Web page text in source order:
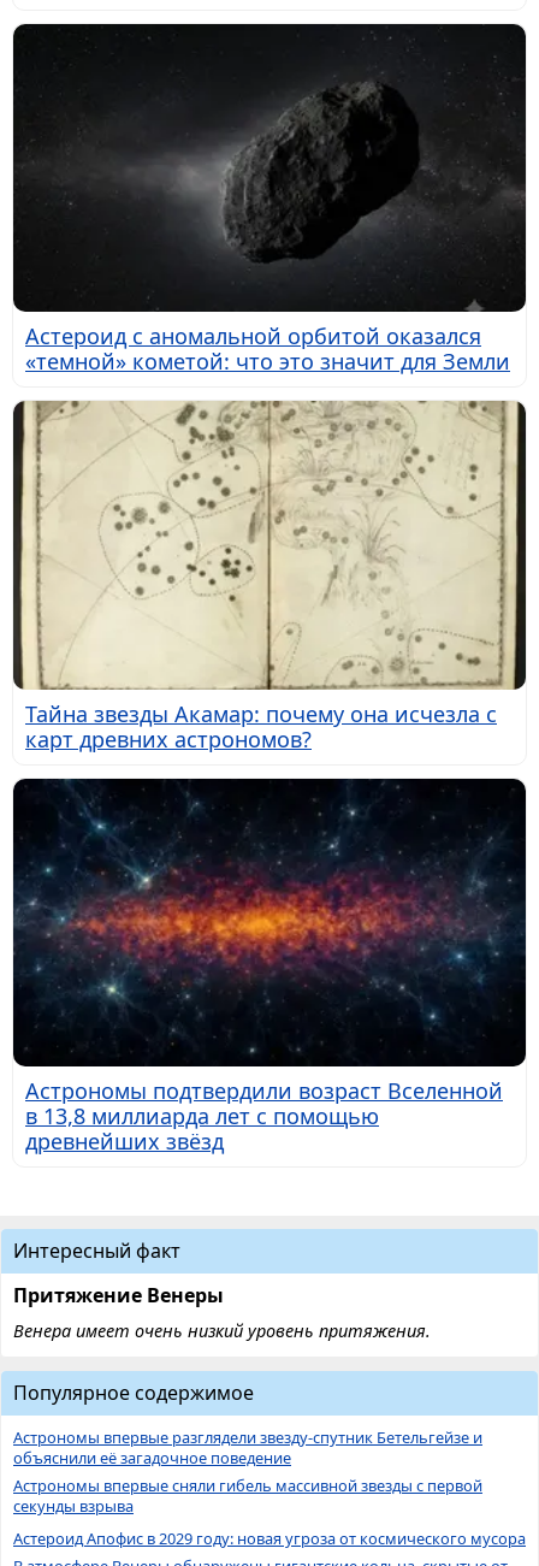
Астероид с аномальной орбитой оказался
«темной» кометой: что это значит для Земли
Тайна звезды Акамар: почему она исчезла с
карт древних астрономов?
Астрономы подтвердили возраст Вселенной
в 13,8 миллиарда лет с помощью
древнейших звёзд
Интересный факт
Притяжение Венеры
Венера имеет очень низкий уровень притяжения.
Популярное содержимое
Астрономы впервые разглядели звезду-спутник Бетельгейзе и
объяснили её загадочное поведение
Астрономы впервые сняли гибель массивной звезды с первой
секунды взрыва
Астероид Апофис в 2029 году: новая угроза от космического мусора